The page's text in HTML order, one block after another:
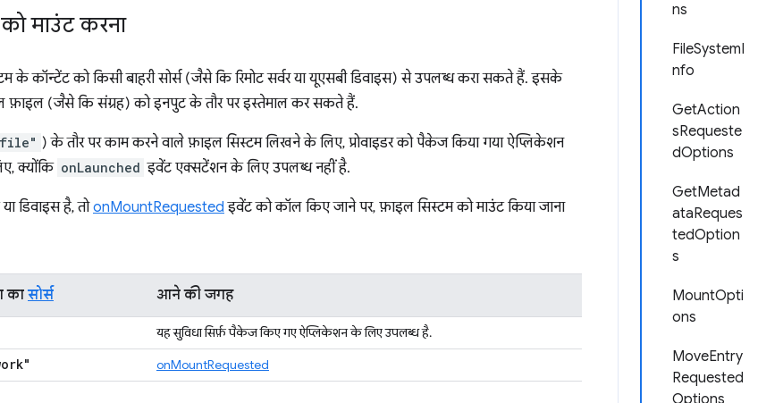
ns
FileSystemI
nfo
GetAction
sRequeste
dOptions
GetMetad
ataReques
tedOption
s
MountOpti
ons
MoveEntry
Requested
Options
माउंट करना
के कॉन्टेंट को किसी बाहरी सोर्स (जैसे कि रिमोट सर्वर या यूएसबी डिवाइस) से उपलब्ध करा सकते हैं. इसके
फ़ाइल (जैसे कि संग्रह) को इनपुट के तौर पर इस्तेमाल कर सकते हैं.
) के तौर पर काम करने वाले फ़ाइल सिस्टम लिखने के लिए, प्रोवाइडर को पैकेज किया गया ऐप्लिकेशन
क्योंकि onLaunched इवेंट एक्सटेंशन के लिए उपलब्ध नहीं है.
डिवाइस है, तोonMountRequested इवेंट को कॉल किए जाने पर, फ़ाइल सिस्टम को माउंट किया जाना
का सोर्स आने की जगह
यह सुविधा सिर्फ़ पैकेज किए गए ऐप्लिकेशन के लिए उपलब्ध है.
onMountRequested